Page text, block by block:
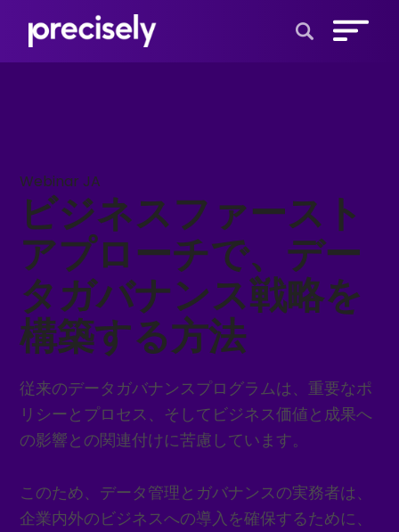
Webinar JA
ビジネスファースト
アプローチで、デー
タガバナンス戦略を
構築する方法
従来のデータガバナンスプログラムは、重要なポ
リシーとプロセス、そしてビジネス価値と成果へ
の影響との関連付けに苦慮しています。
このため、データ管理とガバナンスの実務者は、
企業内外のビジネスへの導入を確保するために、